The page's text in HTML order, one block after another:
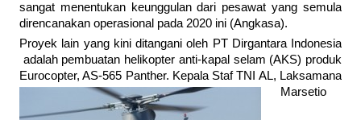
sangat menentukan keunggulan dari pesawat yang semula
direncanakan operasional pada 2020 ini (Angkasa).
Proyek lain yang kini ditangani oleh PT Dirgantara Indonesia
adalah pembuatan helikopter anti-kapal selam (AKS) produk
Eurocopter, AS-565 Panther. Kepala Staf TNI AL, Laksamana
Marsetio